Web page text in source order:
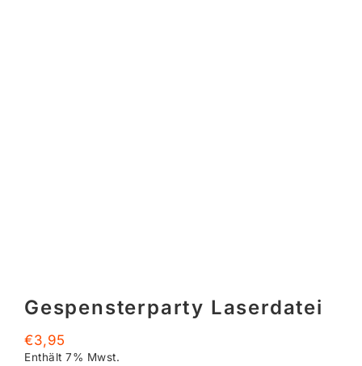
Gespensterparty Laserdatei
€3,95
Enthält 7% Mwst.